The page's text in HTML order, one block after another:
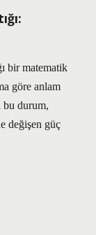
bir matematik
göre anlam
bu durum,
değişen güç